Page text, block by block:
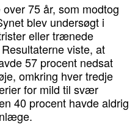
75 år, som modtog
blev undersøgt i
eller trænede
viste, at
57 procent nedsat
omkring hver tredje
for mild til svær
40 procent havde aldrig